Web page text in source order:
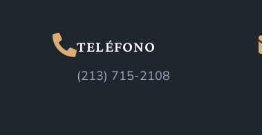
TELÉFONO
(213) 715-2108